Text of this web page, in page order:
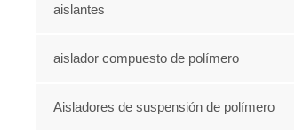
aislantes
aislador compuesto de polímero
Aisladores de suspensión de polímero